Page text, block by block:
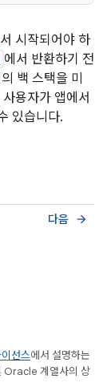
시작되어야 하
에서 반환하기 전
백 스택을 미
용자가 앱에서
있습니다.
다음 arrow_forward
선스에서 설명하는
Oracle 계열사의 상